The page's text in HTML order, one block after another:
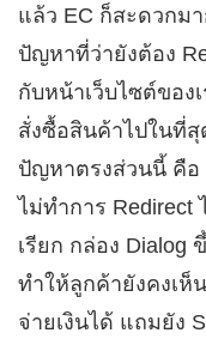
แล้ว EC ก็สะดวกม
ปัญหาที่ว่ายังต้อง
กับหน้าเว็บไซต์ของ
สั่งซื้อสินค้าไปในที่สุ
ปัญหาตรงส่วนนี้ คือ
ไม่ทำการ Redirect
เรียก กล่อง Dialog
ทำให้ลูกค้ายังคงเห็
จ่ายเงินได้ แถมยัง